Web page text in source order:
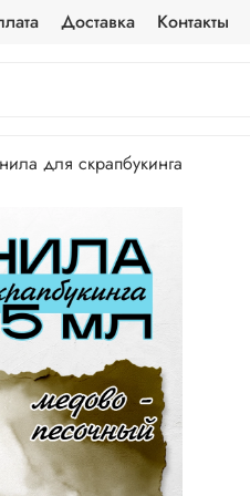
Доставка Контакты
для скрапбукинга